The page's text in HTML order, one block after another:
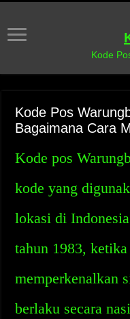
Kode
Kode Pos
Bagaimana Cara
Kode pos
kode yang
lokasi di
tahun 1983,
memperkenalkan
berlaku secara